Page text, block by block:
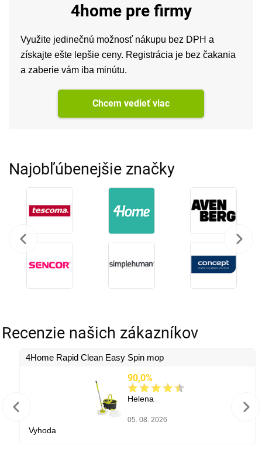
4home pre firmy
Využite jedinečnú možnosť nákupu bez DPH a
získajte ešte lepšie ceny. Registrácia je bez čakania
a zaberie vám iba minútu.
Chcem vedieť viac
Najobľúbenejšie značky
Recenzie našich zákazníkov
4Home Rapid Clean Easy Spin mop
90,0%
Helena
05. 08. 2026
Vyhoda